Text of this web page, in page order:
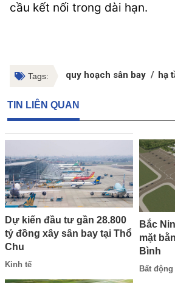
cầu kết nối trong dài hạn.
Tags: quy hoạch sân bay hạ
TIN LIÊN QUAN
Dự kiến đầu tư gần 28.800
tỷ đồng xây sân bay tại Thổ
Chu
Kinh tế
Bắc
mặt
Bình
Bất động